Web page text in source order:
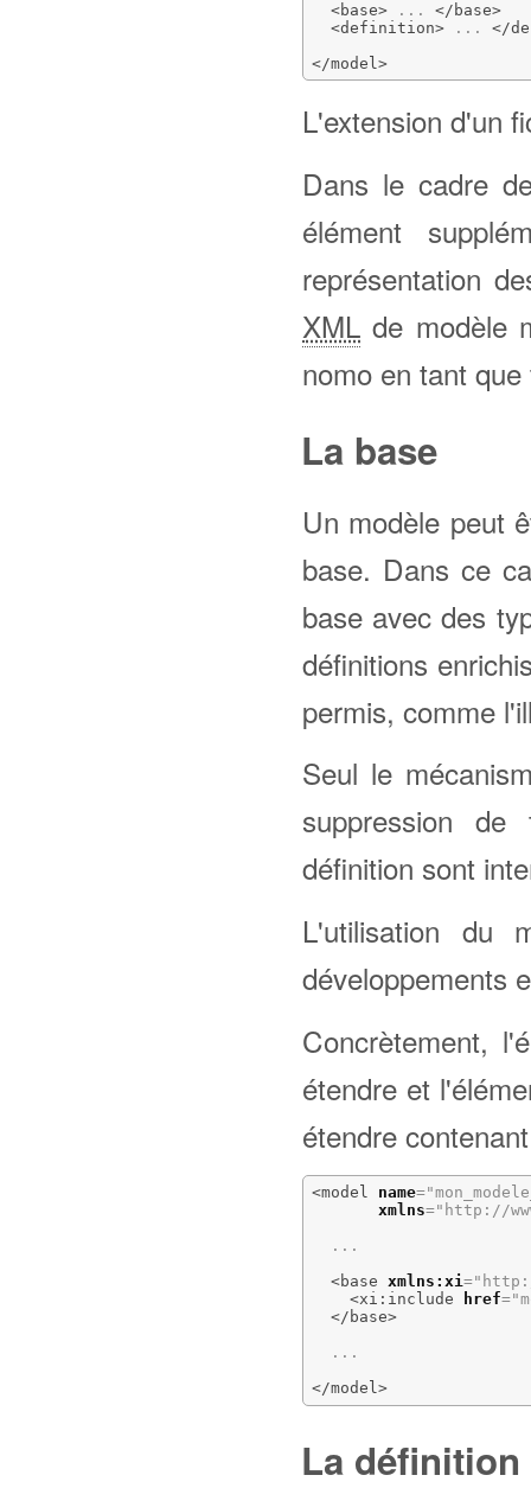
<base> ... </base>
<definition> ... </
</model >
L'extension d'un
Dans le cadre
élément
représentation
XML de modèle
nomo en tant que
La base
Un modèle peut
base. Dans ce
base avec des
définitions
permis, comme
Seul le
suppression
définition sont
L'utilisation du
développements
Concrètement,
étendre et
étendre
<model name=
xmlns="http://
  ...
<base xmlns:xi=
<xi:include
href=
</base>
  ...
</model>
La